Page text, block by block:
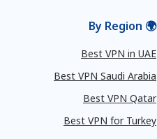
🌍 By Region
Best VPN in UAE
Best VPN Saudi Arabia
Best VPN Qatar
Best VPN for Turkey